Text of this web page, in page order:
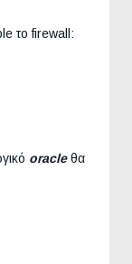
το firewall:
oracleθα